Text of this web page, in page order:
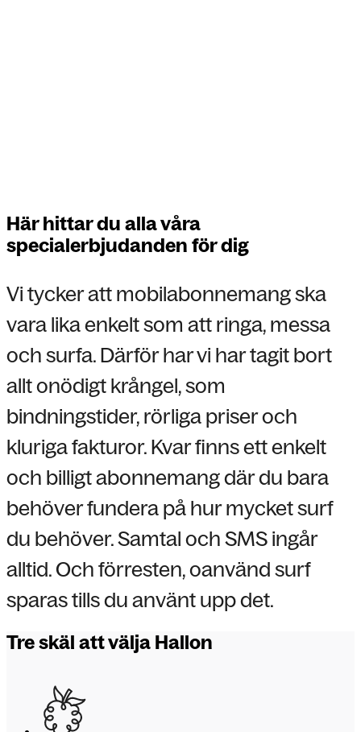
Här hittar du alla våra
specialerbjudanden för dig
Vi tycker att mobilabonnemang ska
vara lika enkelt som att ringa, messa
och surfa. Därför har vi har tagit bort
allt onödigt krångel, som
bindningstider, rörliga priser och
kluriga fakturor. Kvar finns ett enkelt
och billigt abonnemang där du bara
behöver fundera på hur mycket surf
du behöver. Samtal och SMS ingår
alltid. Och förresten, oanvänd surf
sparas tills du använt upp det.
Tre skäl att välja Hallon